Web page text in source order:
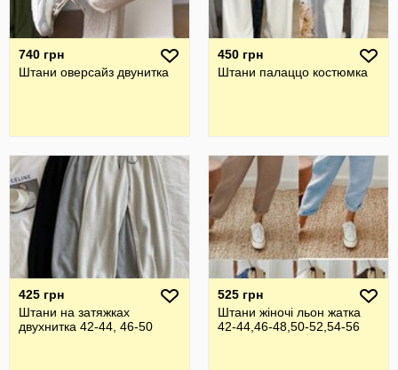
740 грн
Штани оверсайз двунитка
450 грн
Штани палаццо костюмка
425 грн
Штани на затяжках
двухнитка 42-44, 46-50
525 грн
Штани жіночі льон жатка
42-44,46-48,50-52,54-56